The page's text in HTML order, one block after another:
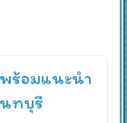
ร้อมแนะนำ
ทบุรี